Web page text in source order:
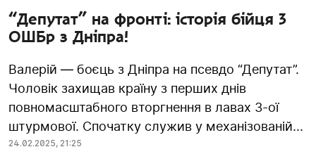
“Депутат” на фронті: історія бійця 3
ОШБр з Дніпра!
Валерій — боєць з Дніпра на псевдо “Депутат”.
Чоловік захищав країну з перших днів
повномасштабного вторгнення в лавах 3-ої
штурмової. Спочатку служив у механізованій...
24.02.2025, 21:25